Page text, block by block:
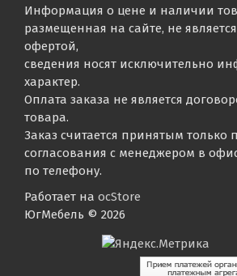
Информация о цене и наличии
размещенная на сайте, не
офертой,
сведения носят исключительно
характер.
Оплата заказа не является
товара.
Заказ считается принятым только
согласования с менеджером в
по телефону.
Работает на ocStore
ЮгМебель © 2026